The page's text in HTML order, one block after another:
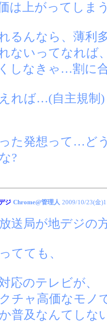
は上がってしま
るんなら、薄利
ないってなれば
しなきゃ…割に
れば…(自主規制)
た発想って…ど
?
ジ Chrome@管理人 2009/10/23(金
送局が地デジの
てても、
応のテレビが、
チャ高価なモノ
普及なんてしな